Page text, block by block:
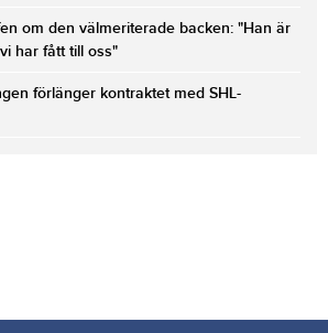
om den välmeriterade backen: "Han är
har fått till oss"
förlänger kontraktet med SHL-